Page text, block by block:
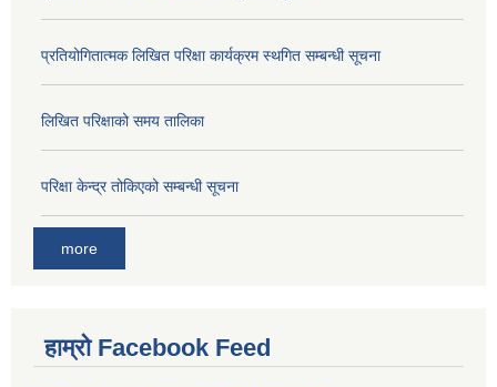
प्रतियोगितात्मक लिखित परिक्षा कार्यक्रम स्थगित सम्बन्धी सूचना
लिखित परिक्षाको समय तालिका
परिक्षा केन्द्र तोकिएको सम्बन्धी सूचना
more
हाम्रो Facebook Feed